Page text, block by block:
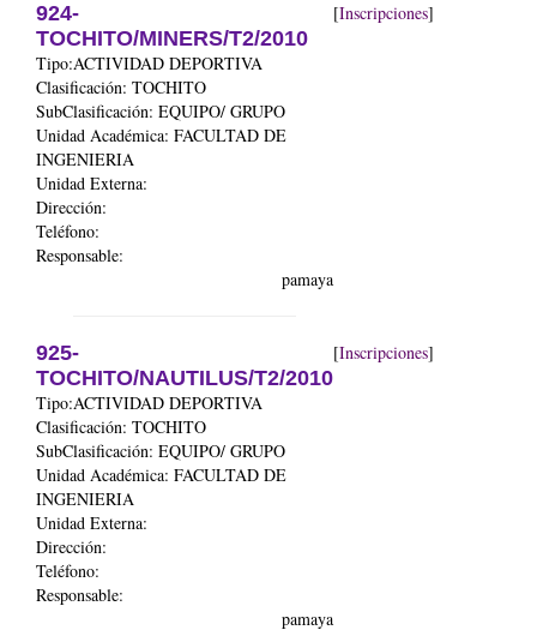
924-
TOCHITO/MINERS/T2/2010
Tipo:ACTIVIDAD DEPORTIVA
Clasificación: TOCHITO
SubClasificación: EQUIPO/ GRUPO
Unidad Académica: FACULTAD DE
INGENIERIA
Unidad Externa:
Dirección:
Teléfono:
Responsable:
pamaya
[Inscripciones]
925-
TOCHITO/NAUTILUS/T2/2010
Tipo:ACTIVIDAD DEPORTIVA
Clasificación: TOCHITO
SubClasificación: EQUIPO/ GRUPO
Unidad Académica: FACULTAD DE
INGENIERIA
Unidad Externa:
Dirección:
Teléfono:
Responsable:
pamaya
[Inscripciones]